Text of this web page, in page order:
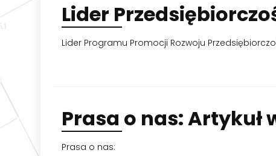
Lider
Lider Programu Promocji Rozwoju
Prasa o nas: Artykuł
Prasa o nas: